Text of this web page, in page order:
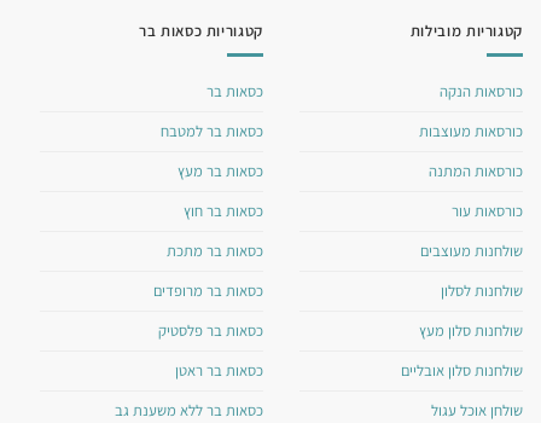
קטגוריות מובילות
כורסאות הנקה
כורסאות מעוצבות
כורסאות המתנה
כורסאות עור
שולחנות מעוצבים
שולחנות לסלון
שולחנות סלון מעץ
שולחנות סלון אובליים
שולחן אוכל עגול
קטגוריות כסאות בר
כסאות בר
כסאות בר למטבח
כסאות בר מעץ
כסאות בר חוץ
כסאות בר מתכת
כסאות בר מרופדים
כסאות בר פלסטיק
כסאות בר ראטן
כסאות בר ללא משענת גב